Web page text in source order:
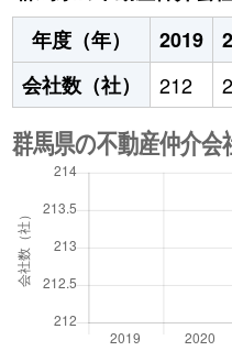
年度（年）
2019
会社数（社）
212